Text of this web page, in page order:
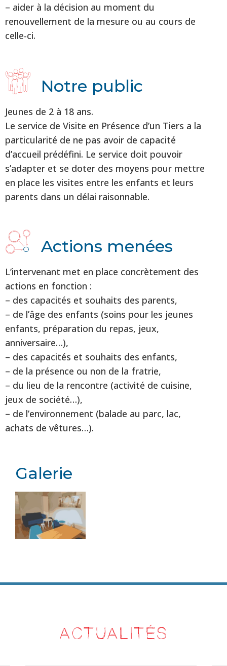
– aider à la décision au moment du
renouvellement de la mesure ou au cours de
celle-ci.
Notre public
Jeunes de 2 à 18 ans.
Le service de Visite en Présence d’un Tiers a la
particularité de ne pas avoir de capacité
d’accueil prédéfini. Le service doit pouvoir
s’adapter et se doter des moyens pour mettre
en place les visites entre les enfants et leurs
parents dans un délai raisonnable.
Actions menées
L’intervenant met en place concrètement des
actions en fonction :
– des capacités et souhaits des parents,
– de l’âge des enfants (soins pour les jeunes
enfants, préparation du repas, jeux,
anniversaire…),
– des capacités et souhaits des enfants,
– de la présence ou non de la fratrie,
– du lieu de la rencontre (activité de cuisine,
jeux de société…),
– de l’environnement (balade au parc, lac,
achats de vêtures…).
Galerie
ACTUALITÉS